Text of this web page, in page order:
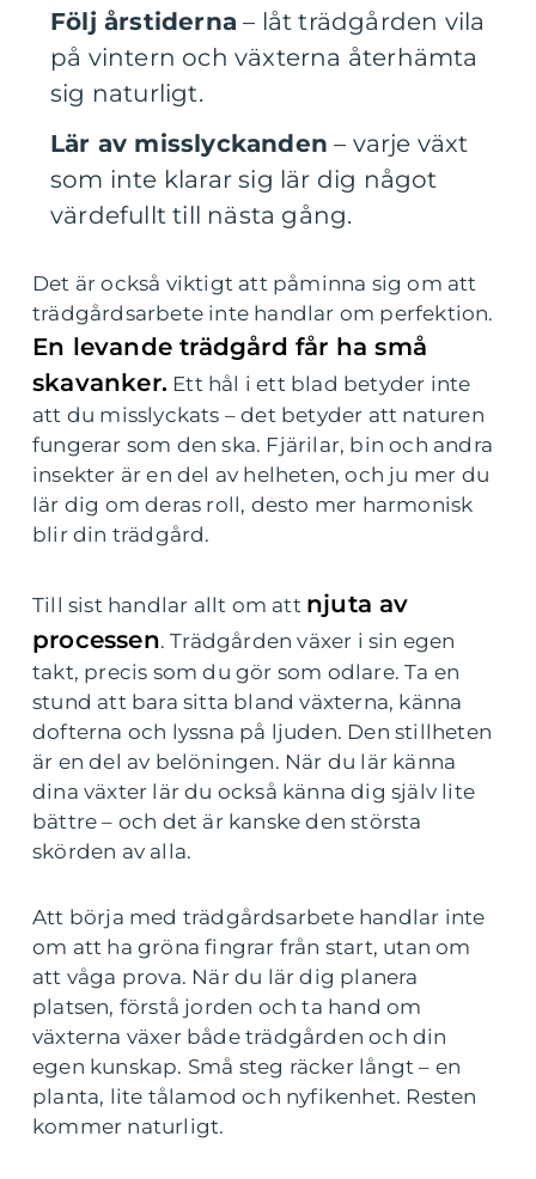
Följ årstiderna – låt trädgården vila
på vintern och växterna återhämta
sig naturligt.
Lär av misslyckanden – varje växt
som inte klarar sig lär dig något
värdefullt till nästa gång.
Det är också viktigt att påminna sig om att
trädgårdsarbete inte handlar om perfektion.
En levande trädgård får ha små
skavanker. Ett hål i ett blad betyder inte
att du misslyckats – det betyder att naturen
fungerar som den ska. Fjärilar, bin och andra
insekter är en del av helheten, och ju mer du
lär dig om deras roll, desto mer harmonisk
blir din trädgård.
Till sist handlar allt om att njuta av
processen. Trädgården växer i sin egen
takt, precis som du gör som odlare. Ta en
stund att bara sitta bland växterna, känna
dofterna och lyssna på ljuden. Den stillheten
är en del av belöningen. När du lär känna
dina växter lär du också känna dig själv lite
bättre – och det är kanske den största
skörden av alla.
Att börja med trädgårdsarbete handlar inte
om att ha gröna fingrar från start, utan om
att våga prova. När du lär dig planera
platsen, förstå jorden och ta hand om
växterna växer både trädgården och din
egen kunskap. Små steg räcker långt – en
planta, lite tålamod och nyfikenhet. Resten
kommer naturligt.